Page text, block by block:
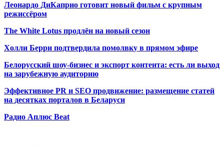
Леонардо ДиКаприо готовит новый фильм с крупным
режиссёром
The White Lotus продлён на новый сезон
Холли Берри подтвердила помолвку в прямом эфире
Белорусский шоу-бизнес и экспорт контента: есть ли выход
на зарубежную аудиторию
Эффективное PR и SEO продвижение: размещение статей
на десятках порталов в Беларуси
Радио Аплюс Beat